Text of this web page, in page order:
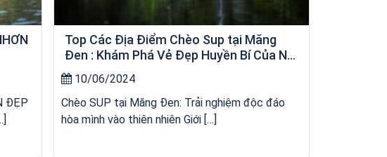
ĐẸP
Top Các Địa Điểm Chèo Sup tại Măng
Đen : Khám Phá Vẻ Đẹp Huyền Bí Của Núi
Rừng Kon Tum
10/06/2024
Chèo SUP tại Măng Đen: Trải nghiệm độc đáo
hòa mình vào thiên nhiên Giới […]